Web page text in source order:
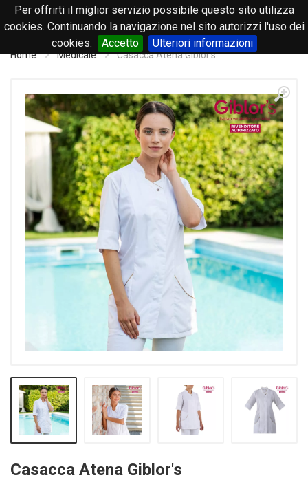
Per offrirti il miglior servizio possibile questo sito utilizza
cookies. Continuando la navigazione nel sito autorizzi l'uso dei
cookies.
Accetto Ulteriori informazioni
0
Home Medicale Casacca Atena Giblor's
Casacca Atena Giblor's